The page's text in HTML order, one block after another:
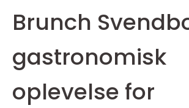
Brunch
gastronomisk
oplevelse for